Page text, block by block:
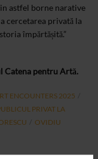
astfel borne narative
cercetarea privată la
împărtășită.”
Catena pentru Artă.
ENCOUNTERS 2025
PRIVAT LA
OVIDIU